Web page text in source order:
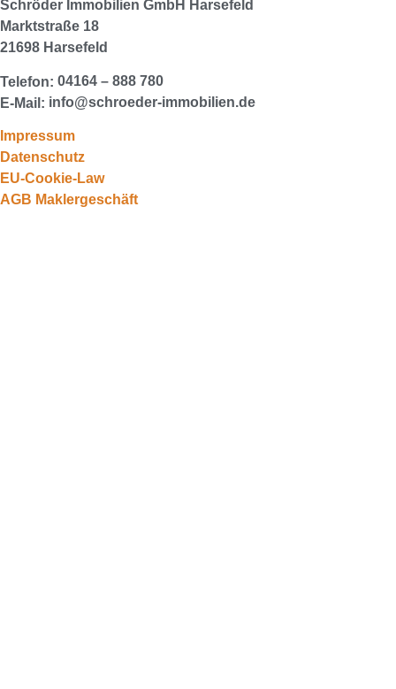
Schröder Immobilien GmbH Harsefeld
Marktstraße 18
21698 Harsefeld
Telefon: 04164 – 888 780
E-Mail: info@schroeder-immobilien.de
Impressum
Datenschutz
EU-Cookie-Law
AGB Maklergeschäft